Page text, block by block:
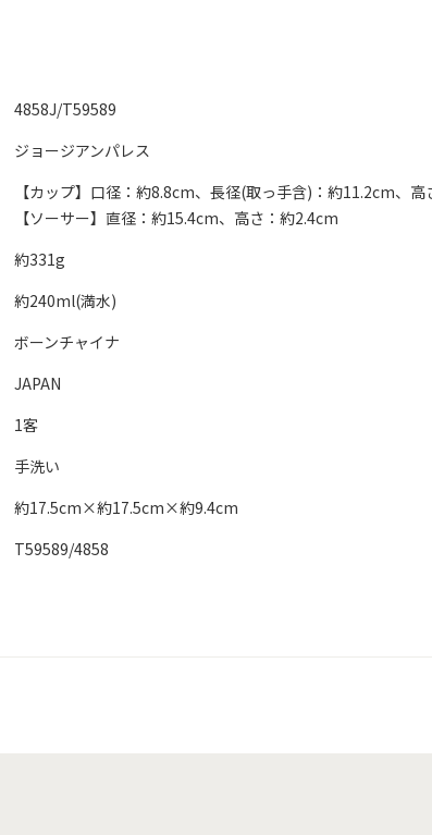
4858J/T59589
ジョージアンパレス
【カップ】口径：約8.8cm、長径(取っ手含)：約11.2cm、
【ソーサー】直径：約15.4cm、高さ：約2.4cm
約331g
約240ml(満水)
ボーンチャイナ
JAPAN
1客
手洗い
約17.5cm×約17.5cm×約9.4cm
T59589/4858